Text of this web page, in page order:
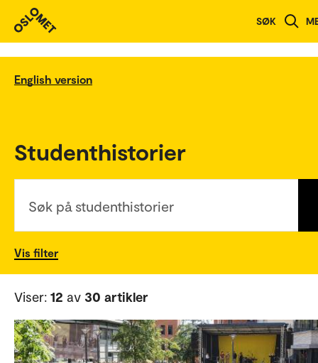
SØK
English version
Studenthistorier
Søk på studenthistorier
Vis filter
Viser: 12 av 30 artikler